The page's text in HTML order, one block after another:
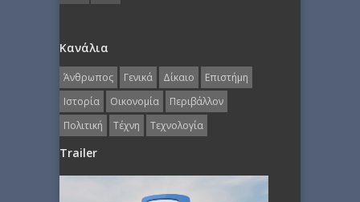
Κανάλια
Άνθρωπος Γενικά Δίκαιο
Επιστήμη
Ιστορία
Οικονομία
Περιβάλλον
Πολιτική
Τέχνη Τεχνολογία
Trailer